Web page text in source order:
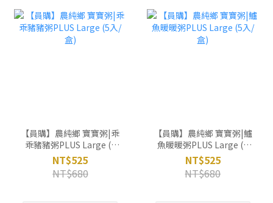
【員購】農純鄉 寶寶粥|乖
乖豬豬粥PLUS Large (5
入/盒)
NT$525
NT$680
【員購】農純鄉 寶寶粥|鱸
魚暖暖粥PLUS Large (5
入/盒)
NT$525
NT$680